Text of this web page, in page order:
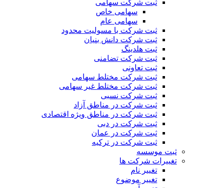
ثبت شرکت سهامی
سهامی خاص
سهامی عام
ثبت شرکت با مسولیت محدود
ثبت شرکت دانش بنیان
ثبت هلدینگ
ثبت شرکت تضامنی
ثبت تعاونی
ثبت شرکت مختلط سهامی
ثبت شرکت مختلط غیر سهامی
ثبت شرکت نسبی
ثبت شرکت در مناطق آزاد
ثبت شرکت در مناطق ویژه اقتصادی
ثبت شرکت در دبی
ثبت شرکت در عمان
ثبت شرکت در ترکیه
ثبت موسسه
تغییرات شرکت ها
تغییر نام
تغییر موضوع